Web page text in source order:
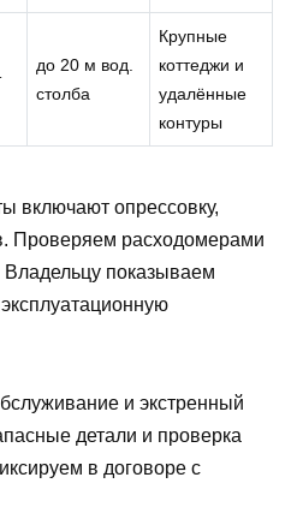
до 20 м вод.
столба
Крупные
коттеджи и
удалённые
контуры
включают опрессовку,
Проверяем расходомерами
показываем
и экстренный
детали и проверка
в договоре с